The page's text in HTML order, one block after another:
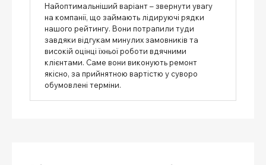
Найоптимальніший варіант – звернути увагу
на компанії, що займають лідируючі рядки
нашого рейтингу. Вони потрапили туди
завдяки відгукам минулих замовників та
високій оцінці їхньої роботи вдячними
клієнтами. Саме вони виконують ремонт
якісно, ​​за прийнятною вартістю у суворо
обумовлені терміни.